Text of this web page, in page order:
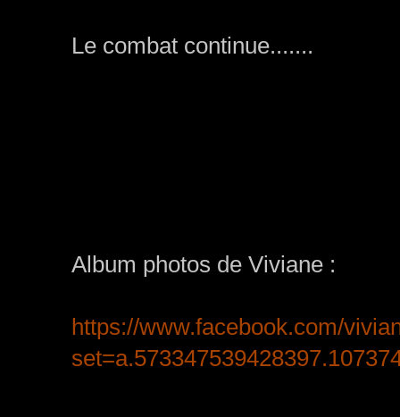
Le combat continue.......
Album photos de Viviane :
https://www.facebook.com/